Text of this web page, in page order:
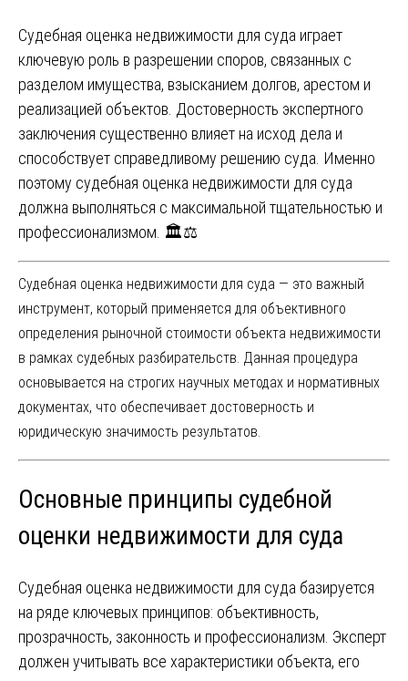
Судебная оценка недвижимости для суда играет
ключевую роль в разрешении споров, связанных с
разделом имущества, взысканием долгов, арестом и
реализацией объектов. Достоверность экспертного
заключения существенно влияет на исход дела и
способствует справедливому решению суда. Именно
поэтому судебная оценка недвижимости для суда
должна выполняться с максимальной тщательностью и
профессионализмом. 🏛️⚖️
Судебная оценка недвижимости для суда — это важный
инструмент, который применяется для объективного
определения рыночной стоимости объекта недвижимости
в рамках судебных разбирательств. Данная процедура
основывается на строгих научных методах и нормативных
документах, что обеспечивает достоверность и
юридическую значимость результатов.
Основные принципы судебной
оценки недвижимости для суда
Судебная оценка недвижимости для суда базируется
на ряде ключевых принципов: объективность,
прозрачность, законность и профессионализм. Эксперт
должен учитывать все характеристики объекта, его